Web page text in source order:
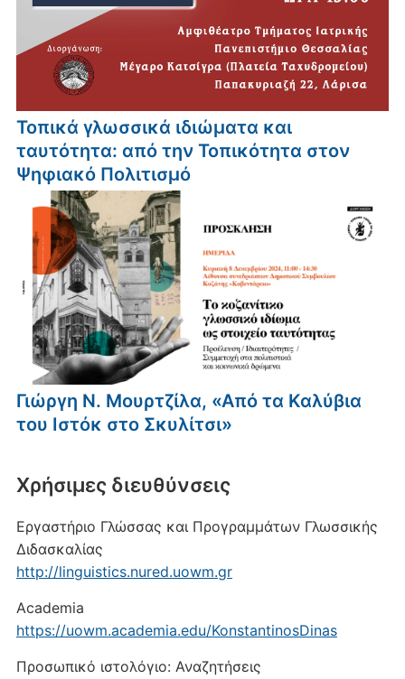
Τοπικά γλωσσικά ιδιώματα και
ταυτότητα: από την Τοπικότητα στον
Ψηφιακό Πολιτισμό
Γιώργη Ν. Μουρτζίλα, «Από τα Καλύβια
του Ιστόκ στο Σκυλίτσι»
Xρήσιμες διευθύνσεις
Εργαστήριο Γλώσσας και Προγραμμάτων Γλωσσικής
Διδασκαλίας
http://linguistics.nured.uowm.gr
Academia
https://uowm.academia.edu/KonstantinosDinas
Προσωπικό ιστολόγιο: Αναζητήσεις